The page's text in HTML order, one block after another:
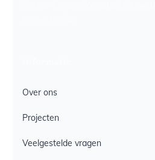
Over ons
Projecten
Veelgestelde vragen